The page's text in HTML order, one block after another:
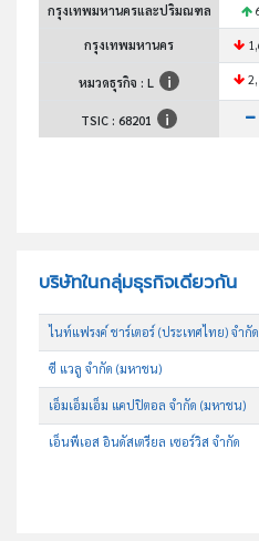
กรุงเทพมหานครและปริมณฑล
กรุงเทพมหานคร
หมวดธุรกิจ : L
TSIC : 68201
บริษัทในกลุ่มธุรกิจเดียวกัน
ไนท์แฟรงค์ ชาร์เตอร์ (ประเทศไทย) จำกัด
ซี แวลู จำกัด (มหาชน)
เอ็มเอ็มเอ็ม แคปปิตอล จำกัด (มหาชน)
เอ็นพีเอส อินดัสเตรียล เซอร์วิส จำกัด